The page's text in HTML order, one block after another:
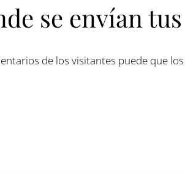
se envían
de los visitantes puede que